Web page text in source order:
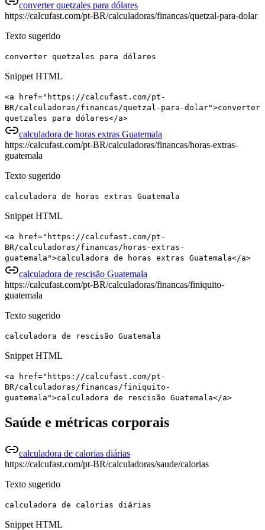
converter quetzales para dólares
https://calcufast.com/pt-BR/calculadoras/financas/quetzal-para-dolar
Texto sugerido
converter quetzales para dólares
Snippet HTML
<a href="https://calcufast.com/pt-
BR/calculadoras/financas/quetzal-para-dolar">converter
quetzales para dólares</a>
calculadora de horas extras Guatemala
https://calcufast.com/pt-BR/calculadoras/financas/horas-extras-
guatemala
Texto sugerido
calculadora de horas extras Guatemala
Snippet HTML
<a href="https://calcufast.com/pt-
BR/calculadoras/financas/horas-extras-
guatemala">calculadora de horas extras Guatemala</a>
calculadora de rescisão Guatemala
https://calcufast.com/pt-BR/calculadoras/financas/finiquito-
guatemala
Texto sugerido
calculadora de rescisão Guatemala
Snippet HTML
<a href="https://calcufast.com/pt-
BR/calculadoras/financas/finiquito-
guatemala">calculadora de rescisão Guatemala</a>
Saúde e métricas corporais
calculadora de calorias diárias
https://calcufast.com/pt-BR/calculadoras/saude/calorias
Texto sugerido
calculadora de calorias diárias
Snippet HTML